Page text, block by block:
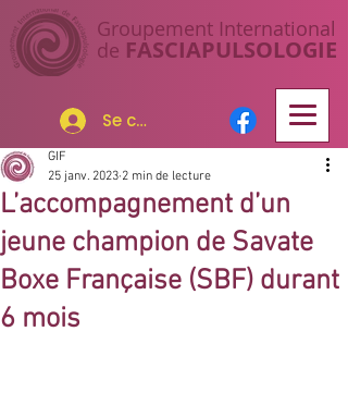
Groupement International
de FASCIAPULSOLOGIE
Se connecter
L’accompagnement d’un
jeune champion de Savate
Boxe Française (SBF) durant
6 mois
GIF
25 janv. 2023 2 min de lecture